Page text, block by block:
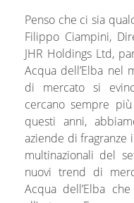
Penso che ci sia
Filippo Ciampini,
JHR Holdings Ltd,
Acqua dell’Elba nel
di mercato si
cercano sempre
questi anni,
aziende di
multinazionali del
nuovi trend di
Acqua dell’Elba